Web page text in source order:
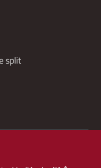
split